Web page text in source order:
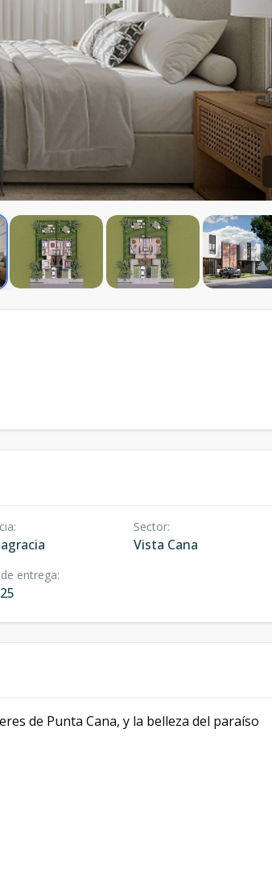
: Sector:
Vista Cana
entrega:
de Punta Cana, y la belleza del paraíso